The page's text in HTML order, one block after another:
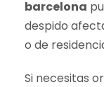
barcelona
despido
o de
Si necesitas